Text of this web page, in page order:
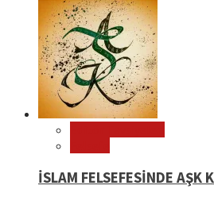
İSLAM FELSEFESİNDE AŞK